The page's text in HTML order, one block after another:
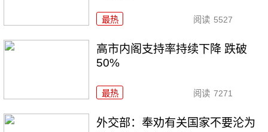
最热 阅读 5527
高市内阁支持率持续下降 跌破
50%
最热 阅读 7271
外交部：奉劝有关国家不要沦为